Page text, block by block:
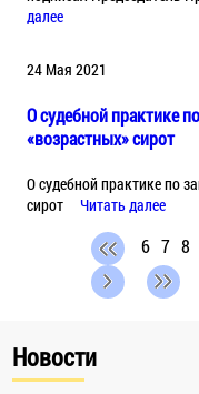
далее
24 Мая 2021
О судебной практике
«возрастных» сирот
О судебной практике по
сирот
Читать далее
6 7 8
Новости